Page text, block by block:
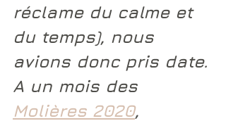
réclame du calme et
du temps), nous
avions donc pris date.
A un mois des
Molières 2020,